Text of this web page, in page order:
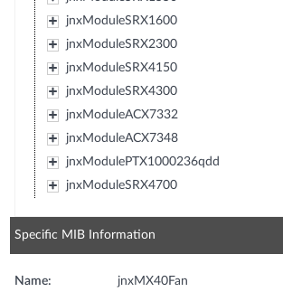
jnxModuleSRX1600
jnxModuleSRX2300
jnxModuleSRX4150
jnxModuleSRX4300
jnxModuleACX7332
jnxModuleACX7348
jnxModulePTX1000236qdd
jnxModuleSRX4700
Specific MIB Information
Name: jnxMX40Fan